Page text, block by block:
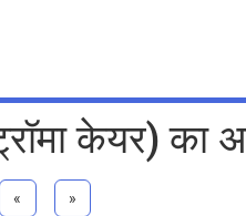
केयर) का
« »